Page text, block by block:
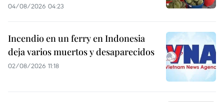
04/08/2026 04:23
Incendio en un ferry en Indonesia
deja varios muertos y desaparecidos
02/08/2026 11:18